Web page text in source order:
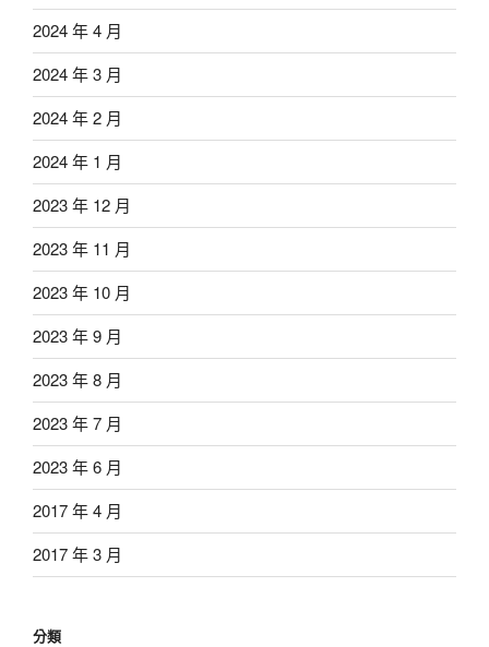
2024 年 4 月
2024 年 3 月
2024 年 2 月
2024 年 1 月
2023 年 12 月
2023 年 11 月
2023 年 10 月
2023 年 9 月
2023 年 8 月
2023 年 7 月
2023 年 6 月
2017 年 4 月
2017 年 3 月
分類